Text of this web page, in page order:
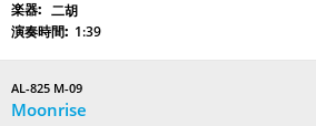
二胡
1:39
AL-825 M-09
Moonrise